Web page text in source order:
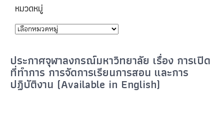
หมวดหมู่
ประกาศจุฬาลงกรณ์มหาวิทยาลัย เรื่อง การเปิด
ที่ทำการ การจัดการเรียนการสอน และการ
ปฏิบัติงาน (Available in English)